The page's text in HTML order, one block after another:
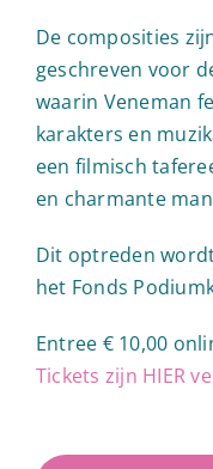
De composities
geschreven voor
waarin Veneman
karakters en
een filmisch
en charmante
Dit optreden
het Fonds
Entree € 10,00
Tickets zijn HIER